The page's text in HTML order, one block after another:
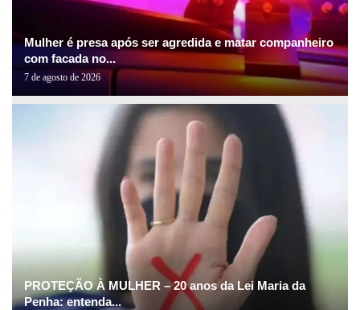
Mulher é presa após ser agredida e matar companheiro
com facada no...
7 de agosto de 2026
PROTEÇÃO À MULHER – 20 anos da Lei Maria da
Penha: entenda...